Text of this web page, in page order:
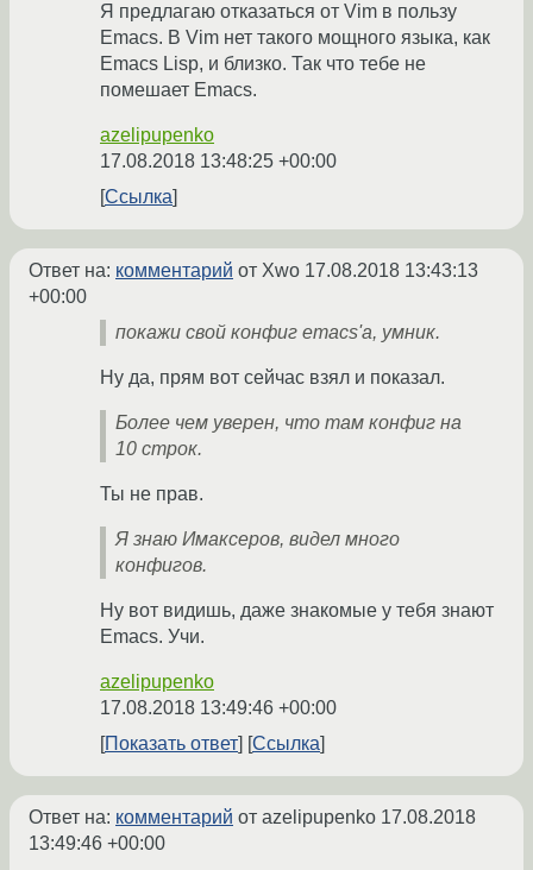
Я предлагаю отказаться от Vim в пользу
Emacs. В Vim нет такого мощного языка, как
Emacs Lisp, и близко. Так что тебе не
помешает Emacs.
azelipupenko
17.08.2018 13:48:25 +00:00
Ссылка
Ответ на: комментарий от Xwo 17.08.2018 13:43:13
+00:00
покажи свой конфиг emacs'a, умник.
Ну да, прям вот сейчас взял и показал.
Более чем уверен, что там конфиг на
10 строк.
Ты не прав.
Я знаю Имаксеров, видел много
конфигов.
Ну вот видишь, даже знакомые у тебя знают
Emacs. Учи.
azelipupenko
17.08.2018 13:49:46 +00:00
Показать ответ
Ссылка
Ответ на: комментарий от azelipupenko 17.08.2018
13:49:46 +00:00